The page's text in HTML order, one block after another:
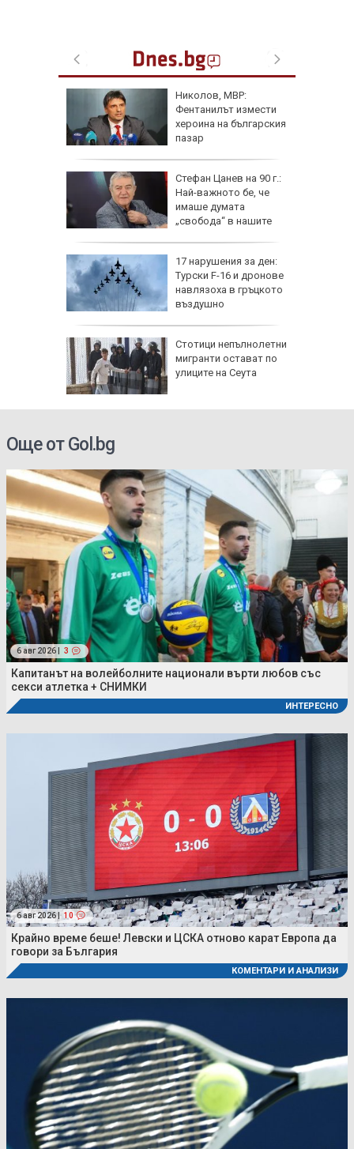
Николов, МВР:
Фентанилът измести
хероина на българския
пазар
Стефан Цанев на 90 г.:
Най-важното бе, че
имаше думата
„свобода“ в нашите
17 нарушения за ден:
Турски F-16 и дронове
навлязоха в гръцкото
въздушно
Стотици непълнолетни
мигранти остават по
улиците на Сеута
Още от Gol.bg
6 авг 2026 | 3
Капитанът на волейболните национали върти любов със
секси атлетка + СНИМКИ
ИНТЕРЕСНО
6 авг 2026 | 10
Крайно време беше! Левски и ЦСКА отново карат Европа да
говори за България
КОМЕНТАРИ И АНАЛИЗИ